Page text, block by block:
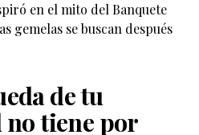
en el mito del Banquete
gemelas se buscan después
de tu
tiene por